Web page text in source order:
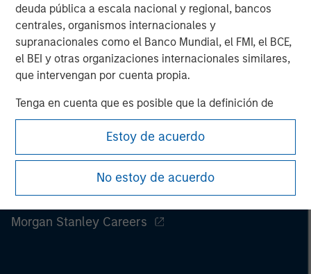
deuda pública a escala nacional y regional, bancos
centrales, organismos internacionales y
supranacionales como el Banco Mundial, el FMI, el BCE,
el BEI y otras organizaciones internacionales similares,
que intervengan por cuenta propia.
Tenga en cuenta que es posible que la definición de
“inversor profesional” no sea la definición prevista por
el regulador del país de origen desde el cual se accede
al sitio web.
Estoy de acuerdo
No estoy de acuerdo
Morgan Stanley
Morgan Stanley Careers